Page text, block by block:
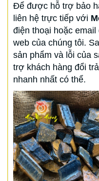
Để được hỗ trợ bảo
liên hệ trực tiếp với
điện thoại hoặc
web của chúng tôi.
sản phẩm và lỗi của
trợ khách hàng đổi
nhanh nhất có thể.